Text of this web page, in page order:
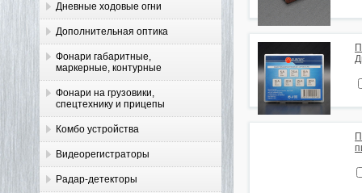
Дневные ходовые огни
Дополнительная оптика
Фонари габаритные,
маркерные, контурные
Фонари на грузовики,
спецтехнику и прицепы
Комбо устройства
Видеорегистраторы
Радар-детекторы